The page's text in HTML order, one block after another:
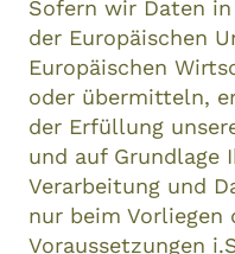
Sofern wir Daten
der Europäischen
Europäischen
oder übermitteln,
der Erfüllung
und auf Grundlage
Verarbeitung und
nur beim Vorliegen
Voraussetzungen